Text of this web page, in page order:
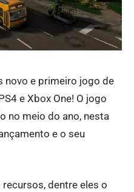
novo e primeiro jogo de
e Xbox One! O jogo
no meio do ano, nesta
e o seu
dentre eles o